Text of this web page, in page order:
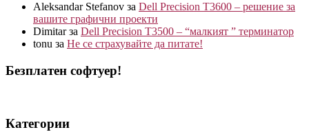
Aleksandar Stefanov за Dell Precision T3600 – решение за
вашите графични проекти
Dimitarза Dell Precision T3500 – “малкият ” терминатор
tonu за Не се страхувайте да питате!
Безплатен софтуер!
Категории